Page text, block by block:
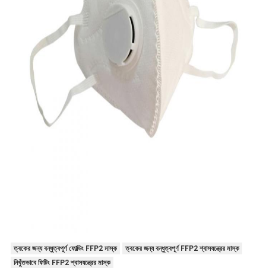
ত্বকের জন্য বন্ধুত্বপূর্ণ ফোল্ডিং FFP2 মাস্ক
ত্বকের জন্য বন্ধুত্বপূর্ণ FFP2 শ্বাসযন্ত্রের মাস্ক
নিখুঁতভাবে ফিটিং FFP2 শ্বাসযন্ত্রের মাস্ক